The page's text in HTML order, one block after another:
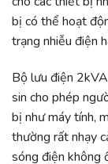
bị có thể hoạt
trạng nhiễu điện
Bộ lưu điện
sin cho phép
bị như máy tính,
thường rất nhạy
sóng điện không